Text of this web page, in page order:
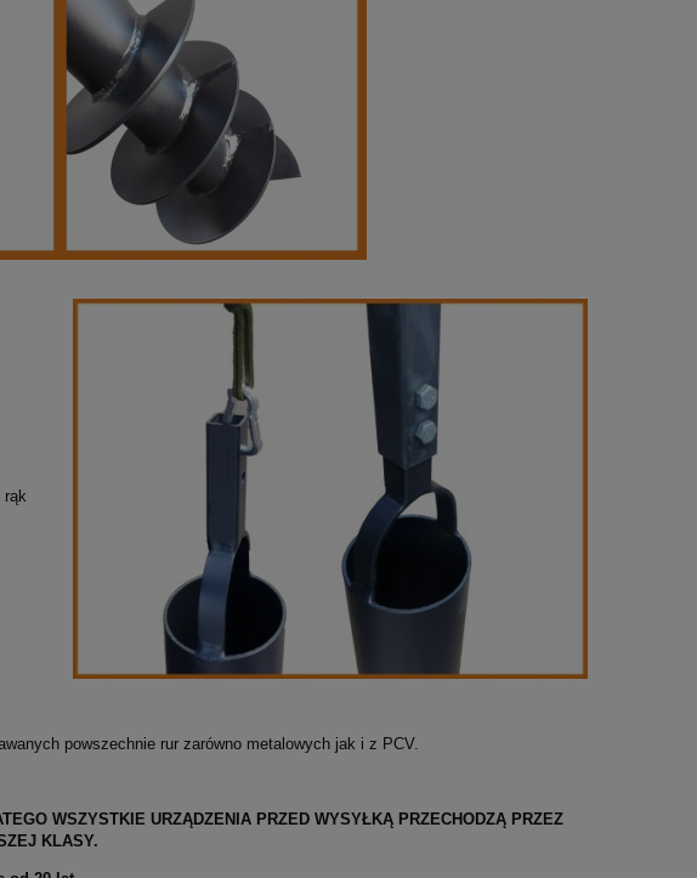
rąk
powszechnie rur zarówno metalowych jak i z PCV.
WSZYSTKIE URZĄDZENIA PRZED WYSYŁKĄ PRZECHODZĄ PRZEZ
KLASY.